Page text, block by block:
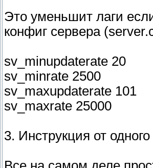
Это уменьшит лаги
конфиг сервера
sv_minupdaterate 20
sv_minrate 2500
sv_maxupdaterate 101
sv_maxrate 25000
3. Инструкция от